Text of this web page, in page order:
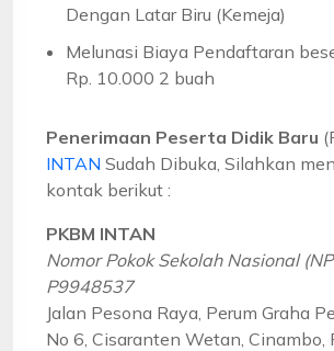
Dengan Latar Biru (Kemeja)
Melunasi Biaya Pendaftaran
Rp. 10.000 2 buah
Penerimaan Peserta Didik Baru
INTAN Sudah Dibuka, Silahkan
kontak berikut :
PKBM INTAN
Nomor Pokok Sekolah Nasional
P9948537
Jalan Pesona Raya, Perum Graha
No 6, Cisaranten Wetan, Cinambo,